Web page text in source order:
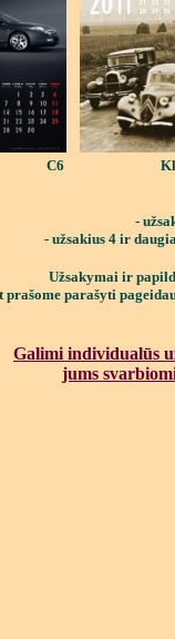
C6
-
- užsakius 4 ir
Užsakymai ir
prašome parašyti
Galimi individualūs
jums